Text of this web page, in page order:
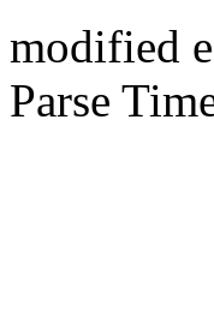
modified
Parse